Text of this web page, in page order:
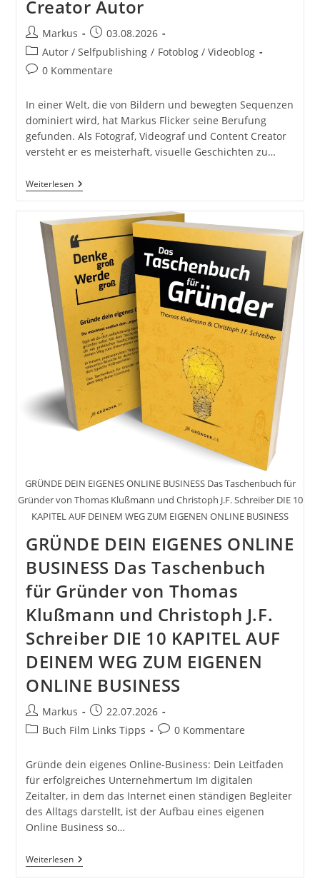
Creator Autor
Beitrags-
Autor:
Markus
Beitrag
veröffentlicht:
03.08.2026
Beitrags-
Kategorie:
Autor / Selfpublishing / Fotoblog / Videoblog
Beitrags-
0 Kommentare
In einer Welt, die von Bildern und bewegten Sequenzen
dominiert wird, hat Markus Flicker seine Berufung
gefunden. Als Fotograf, Videograf und Content Creator
versteht er es meisterhaft, visuelle Geschichten zu…
WeiterlesenFotograf
Videograf
Creator
GRÜNDE DEIN EIGENES ONLINE BUSINESS Das Taschenbuch für
Gründer von Thomas Klußmann und Christoph J.F. Schreiber DIE 10
KAPITEL AUF DEINEM WEG ZUM EIGENEN ONLINE BUSINESS
GRÜNDE DEIN EIGENES ONLINE
BUSINESS Das Taschenbuch
für Gründer von Thomas
Klußmann und Christoph J.F.
Schreiber DIE 10 KAPITEL AUF
DEINEM WEG ZUM EIGENEN
ONLINE BUSINESS
Beitrags-
Autor:
Markus
Beitrag
veröffentlicht:
22.07.2026
Beitrags-
Buch Film Links Tipps
Beitrags-
0 Kommentare
Gründe dein eigenes Online-Business: Dein Leitfaden
für erfolgreiches Unternehmertum Im digitalen
Zeitalter, in dem das Internet einen ständigen Begleiter
des Alltags darstellt, ist der Aufbau eines eigenen
Online Business so…
WeiterlesenGRÜNDE
DEIN